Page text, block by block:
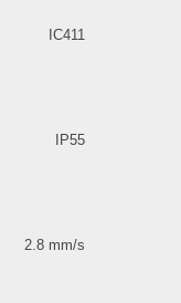
IC411
IP55
2.8 mm/s